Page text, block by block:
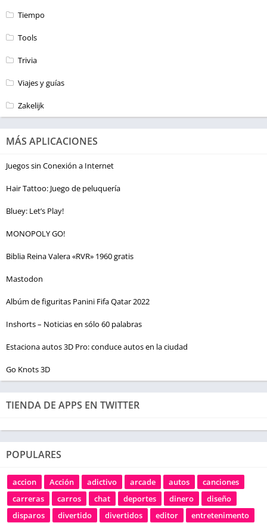
Tiempo
Tools
Trivia
Viajes y guías
Zakelijk
MÁS APLICACIONES
Juegos sin Conexión a Internet
Hair Tattoo: Juego de peluquería
Bluey: Let’s Play!
MONOPOLY GO!
Biblia Reina Valera «RVR» 1960 gratis
Mastodon
Albúm de figuritas Panini Fifa Qatar 2022
Inshorts – Noticias en sólo 60 palabras
Estaciona autos 3D Pro: conduce autos en la ciudad
Go Knots 3D
TIENDA DE APPS EN TWITTER
POPULARES
accion Acción adictivo arcade autos
canciones
carreras
carros chat deportes dinero
diseño
disparos
divertido divertidos editor entretenimento